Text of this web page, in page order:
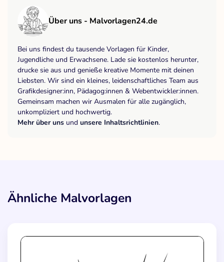
Über uns - Malvorlagen24.de
Bei uns findest du tausende Vorlagen für Kinder,
Jugendliche und Erwachsene. Lade sie kostenlos herunter,
drucke sie aus und genieße kreative Momente mit deinen
Liebsten. Wir sind ein kleines, leidenschaftliches Team aus
Grafikdesigner:inn, Pädagog:innen & Webentwickler:innen.
Gemeinsam machen wir Ausmalen für alle zugänglich,
unkompliziert und hochwertig.
Mehr über uns und unsere Inhaltsrichtlinien.
Ähnliche Malvorlagen